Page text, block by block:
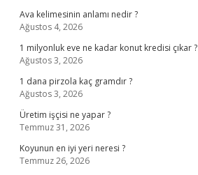
Ava kelimesinin anlamı nedir ?
Ağustos 4, 2026
1 milyonluk eve ne kadar konut kredisi çıkar ?
Ağustos 3, 2026
1 dana pirzola kaç gramdır ?
Ağustos 3, 2026
Üretim işçisi ne yapar ?
Temmuz 31, 2026
Koyunun en iyi yeri neresi ?
Temmuz 26, 2026